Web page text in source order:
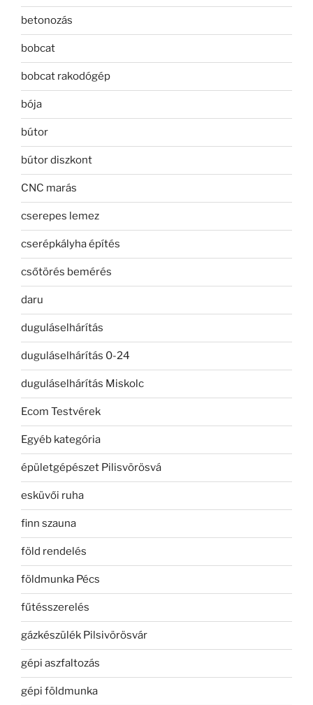
betonozás
bobcat
bobcat rakodógép
bója
bútor
bútor diszkont
CNC marás
cserepes lemez
cserépkályha építés
csőtörés bemérés
daru
duguláselhárítás
duguláselhárítás 0-24
duguláselhárítás Miskolc
Ecom Testvérek
Egyéb kategória
épületgépészet Pilisvörösvá
esküvői ruha
finn szauna
föld rendelés
földmunka Pécs
fűtésszerelés
gázkészülék Pilsivörösvár
gépi aszfaltozás
gépi földmunka